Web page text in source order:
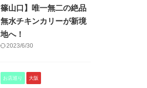
篠山口】唯一無二の絶品
無水チキンカリーが新境
地へ！
2023/6/30
お店巡り 大阪